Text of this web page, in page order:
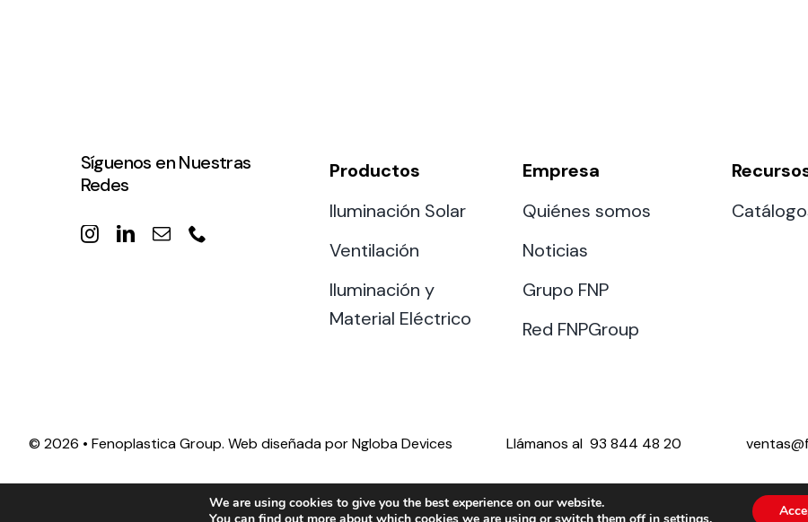
Síguenos en Nuestras
Redes
Productos
Iluminación Solar
Ventilación
Iluminación y
Material Eléctrico
Empresa
Quiénes somos
Noticias
Grupo FNP
Red FNPGroup
© 2026 • Fenoplastica Group. Web diseñada porNgloba Devices Llámanos al93 844 48 20
We are using cookies to give you the best experience on our website.